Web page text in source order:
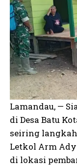
Lamandau, —
di Desa Batu
seiring langkah
Letkol Arm
di lokasi